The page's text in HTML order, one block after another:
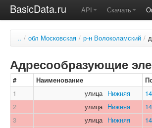
BasicData.ru API Скачать
.. / обл Московская / р-н Волоколамский /
Адресообразующие
# Наименование
1
улица Нижняя
2
улица Нижняя
3
улица Нижняя